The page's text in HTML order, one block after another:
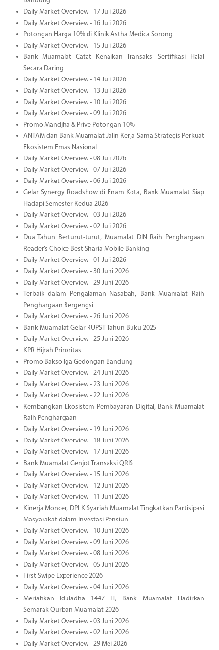
Daily Market Overview - 17 Juli 2026
Daily Market Overview - 16 Juli 2026
Potongan Harga 10% di Klinik Astha Medica Sorong
Daily Market Overview - 15 Juli 2026
Bank Muamalat Catat Kenaikan Transaksi Sertifikasi Halal
Secara Daring
Daily Market Overview - 14 Juli 2026
Daily Market Overview - 13 Juli 2026
Daily Market Overview - 10 Juli 2026
Daily Market Overview - 09 Juli 2026
Promo Mandjha & Prive Potongan 10%
ANTAM dan Bank Muamalat Jalin Kerja Sama Strategis Perkuat
Ekosistem Emas Nasional
Daily Market Overview - 08 Juli 2026
Daily Market Overview - 07 Juli 2026
Daily Market Overview - 06 Juli 2026
Gelar Synergy Roadshow di Enam Kota, Bank Muamalat Siap
Hadapi Semester Kedua 2026
Daily Market Overview - 03 Juli 2026
Daily Market Overview - 02 Juli 2026
Dua Tahun Berturut-turut, Muamalat DIN Raih Penghargaan
Reader’s Choice Best Sharia Mobile Banking
Daily Market Overview - 01 Juli 2026
Daily Market Overview - 30 Juni 2026
Daily Market Overview - 29 Juni 2026
Terbaik dalam Pengalaman Nasabah, Bank Muamalat Raih
Penghargaan Bergengsi
Daily Market Overview - 26 Juni 2026
Bank Muamalat Gelar RUPST Tahun Buku 2025
Daily Market Overview - 25 Juni 2026
KPR Hijrah Priroritas
Promo Bakso Iga Gedongan Bandung
Daily Market Overview - 24 Juni 2026
Daily Market Overview - 23 Juni 2026
Daily Market Overview - 22 Juni 2026
Kembangkan Ekosistem Pembayaran Digital, Bank Muamalat
Raih Penghargaan
Daily Market Overview - 19 Juni 2026
Daily Market Overview - 18 Juni 2026
Daily Market Overview - 17 Juni 2026
Bank Muamalat Genjot Transaksi QRIS
Daily Market Overview - 15 Juni 2026
Daily Market Overview - 12 Juni 2026
Daily Market Overview - 11 Juni 2026
Kinerja Moncer, DPLK Syariah Muamalat Tingkatkan Partisipasi
Masyarakat dalam Investasi Pensiun
Daily Market Overview - 10 Juni 2026
Daily Market Overview - 09 Juni 2026
Daily Market Overview - 08 Juni 2026
Daily Market Overview - 05 Juni 2026
First Swipe Experience 2026
Daily Market Overview - 04 Juni 2026
Meriahkan Iduladha 1447 H, Bank Muamalat Hadirkan
Semarak Qurban Muamalat 2026
Daily Market Overview - 03 Juni 2026
Daily Market Overview - 02 Juni 2026
Daily Market Overview - 29 Mei 2026